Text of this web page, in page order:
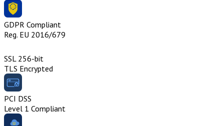
GDPR Compliant
Reg. EU 2016/679
SSL 256-bit
TLS Encrypted
PCI DSS
Level 1 Compliant